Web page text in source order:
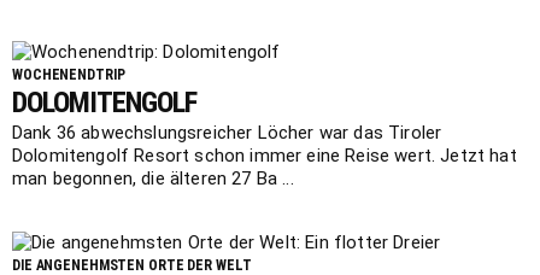
WOCHENENDTRIP
DOLOMITENGOLF
Dank 36 abwechslungsreicher Löcher war das Tiroler
Dolomitengolf Resort schon immer eine Reise wert. Jetzt hat
man begonnen, die älteren 27 Ba ...
DIE ANGENEHMSTEN ORTE DER WELT